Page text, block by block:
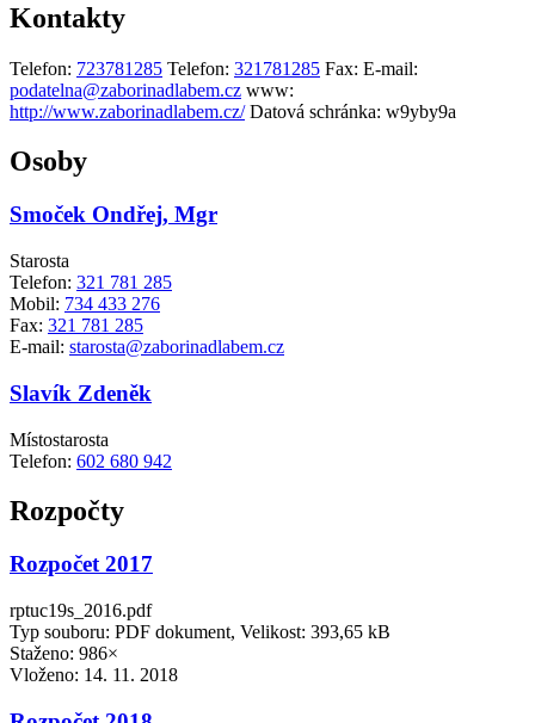
Kontakty
Telefon: 723781285 Telefon: 321781285 Fax: E-mail:
podatelna@zaborinadlabem.cz www:
http://www.zaborinadlabem.cz/ Datová schránka: w9yby9a
Osoby
Smoček Ondřej, Mgr
Starosta
Telefon: 321 781 285
Mobil: 734 433 276
Fax: 321 781 285
E-mail: starosta@zaborinadlabem.cz
Slavík Zdeněk
Místostarosta
Telefon: 602 680 942
Rozpočty
Rozpočet 2017
rptuc19s_2016.pdf
Typ souboru: PDF dokument, Velikost: 393,65 kB
Staženo: 986×
Vloženo: 14. 11. 2018